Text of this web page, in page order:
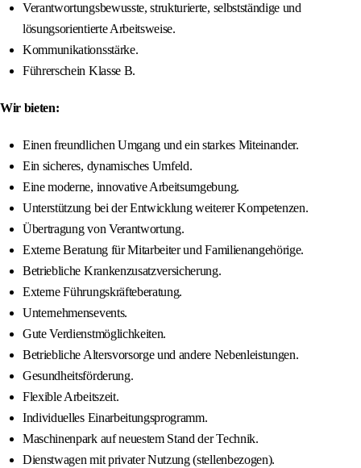
Verantwortungsbewusste, strukturierte, selbstständige und
lösungsorientierte Arbeitsweise.
Kommunikationsstärke.
Führerschein Klasse B.
Wir bieten:
Einen freundlichen Umgang und ein starkes Miteinander.
Ein sicheres, dynamisches Umfeld.
Eine moderne, innovative Arbeitsumgebung.
Unterstützung bei der Entwicklung weiterer Kompetenzen.
Übertragung von Verantwortung.
Externe Beratung für Mitarbeiter und Familienangehörige.
Betriebliche Krankenzusatzversicherung.
Externe Führungskräfteberatung.
Unternehmensevents.
Gute Verdienstmöglichkeiten.
Betriebliche Altersvorsorge und andere Nebenleistungen.
Gesundheitsförderung.
Flexible Arbeitszeit.
Individuelles Einarbeitungsprogramm.
Maschinenpark auf neuestem Stand der Technik.
Dienstwagen mit privater Nutzung (stellenbezogen).